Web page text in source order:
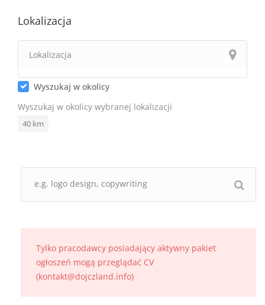
Lokalizacja
Wyszukaj w okolicy
Wyszukaj w okolicy wybranej lokalizacji
40 km
Tylko pracodawcy posiadający aktywny pakiet
ogłoszeń mogą przeglądać CV
(kontakt@dojczland.info)